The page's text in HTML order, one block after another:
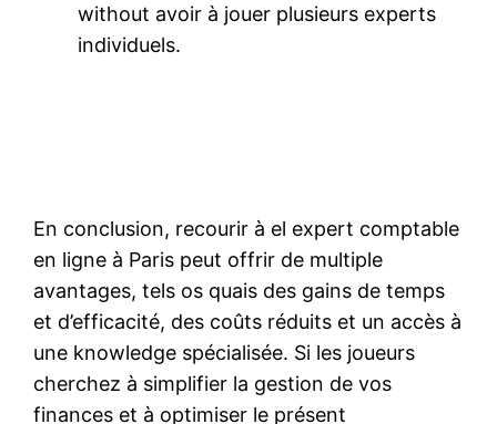
without avoir à jouer plusieurs experts
individuels.
En conclusion, recourir à el expert comptable
en ligne à Paris peut offrir de multiple
avantages, tels os quais des gains de temps
et d’efficacité, des coûts réduits et un accès à
une knowledge spécialisée. Si les joueurs
cherchez à simplifier la gestion de vos
finances et à optimiser le présent